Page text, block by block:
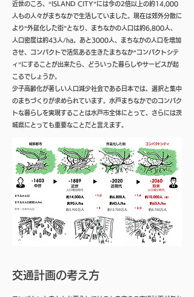
近世のころ、“ISLAND CITY”には今の2倍以上の約14,000
人もの人々がまちなかで生活していました。現在は郊外分散に
より“外延化した街”となり、まちなかの人口は約6,800人、
人口密度は約43人/ha。あと3000人、まちなかの人口を増加
させ、コンパクトで活気ある生きたまちなか“コンパクトシテ
ィ”にすることが出来たら、どういった暮らしやサービスが起
こるでしょうか。
少子高齢化が著しい人口減少社会である日本では、選択と集中
のまちづくりが求められています。水戸まちなかでのコンパク
トな暮らしを実現することは水戸市全体にとって、さらには茨
城県にとっても重要なことだと言えます。
交通計画の考え方